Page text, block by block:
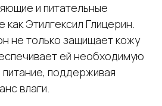
и питательные
как Этилгексил Глицерин.
не только защищает кожу
ей необходимую
питание, поддерживая
влаги.